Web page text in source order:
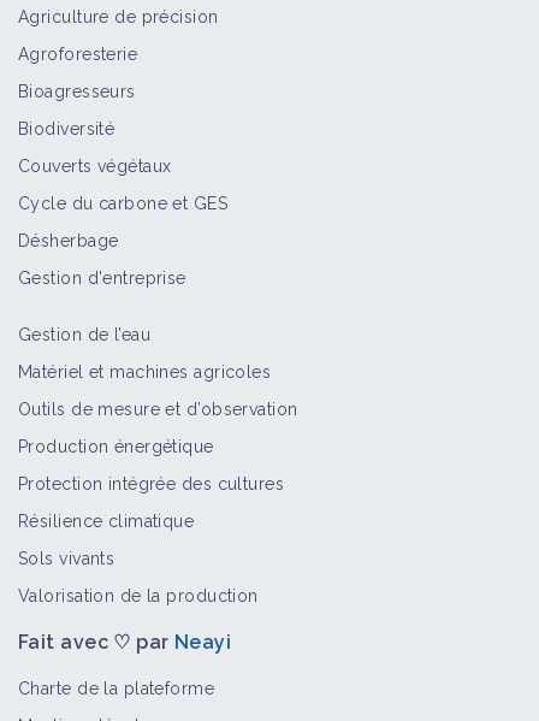
Viticulture de précision
Cépages
Agriculture de précision
Agroforesterie
Bioagresseurs
Biodiversité
Couverts végétaux
Cycle du carbone et GES
Désherbage
Gestion d'entreprise
Gestion de l’eau
Matériel et machines agricoles
Outils de mesure et d’observation
Production énergétique
Protection intégrée des cultures
Résilience climatique
Sols vivants
Valorisation de la production
Fait avec ♡ par Neayi
Charte de la plateforme